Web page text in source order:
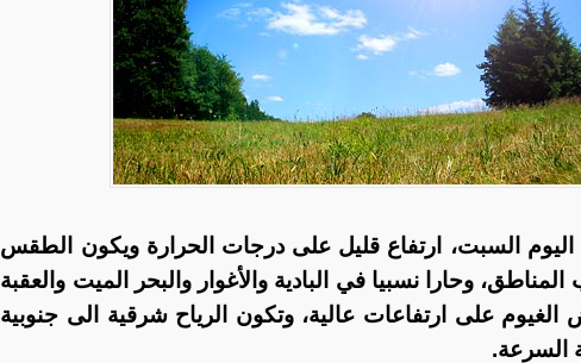
اليوم السبت، ارتفاع قليل على درجات الحرارة ويكون الطقس
وحارا نسبيا في البادية والأغوار والبحر الميت والعقبة
على ارتفاعات عالية، وتكون الرياح شرقية الى جنوبية
السرعة.